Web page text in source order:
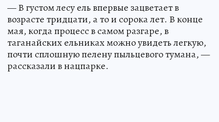
— В густом лесу ель впервые зацветает в
возрасте тридцати, а то и сорока лет. В конце
мая, когда процесс в самом разгаре, в
таганайских ельниках можно увидеть легкую,
почти сплошную пелену пыльцевого тумана, —
рассказали в нацпарке.